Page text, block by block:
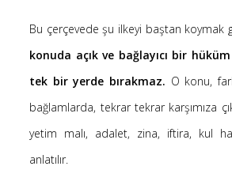
(4)
Bu çerçevede şu ilkeyi baştan koymak
konuda açık ve bağlayıcı bir
tek bir yerde bırakmaz. O konu,
bağlamlarda, tekrar tekrar karşımıza
yetim malı, adalet, zina, iftira, kul
anlatılır.